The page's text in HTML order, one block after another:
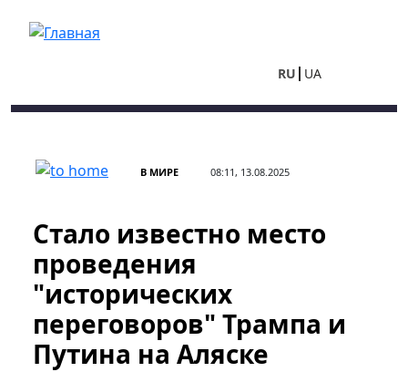
RU UA
В МИРЕ 08:11, 13.08.2025
Стало известно место
проведения
"исторических
переговоров" Трампа и
Путина на Аляске